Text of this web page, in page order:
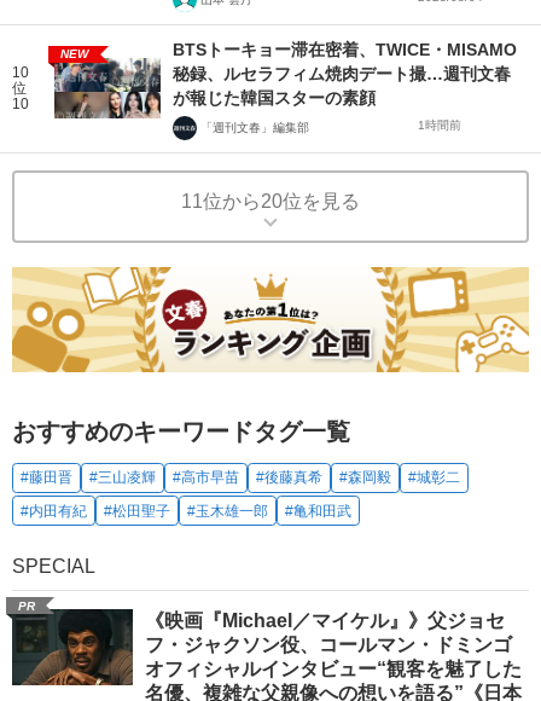
10
位
10
NEW
BTSトーキョー滞在密着、TWICE・MISAMO
秘録、ルセラフィム焼肉デート撮…週刊文春
が報じた韓国スターの素顔
「週刊文春」編集部 1時間前
11位から20位を見る
おすすめのキーワードタグ一覧
#藤田晋 #三山凌輝 #高市早苗 #後藤真希 #森岡毅
#城彰二
#内田有紀
#松田聖子 #玉木雄一郎 #亀和田武
SPECIAL
PR
《映画『Michael／マイケル』》父ジョセ
フ・ジャクソン役、コールマン・ドミンゴ
オフィシャルインタビュー“観客を魅了した
名優、複雑な父親像への想いを語る”《日本